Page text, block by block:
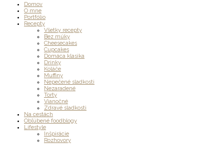
Domov
O mne
Portfólio
Recepty
Všetky recepty
Bez múky
Cheesecakes
Cupcakes
Domáca klasika
Drinky
Koláče
Muffiny
Nepečené sladkosti
Nezaradené
Torty
Vianočné
Zdravé sladkosti
Na cestách
Obľúbené foodblogy
Lifestyle
Inšpirácie
Rozhovory